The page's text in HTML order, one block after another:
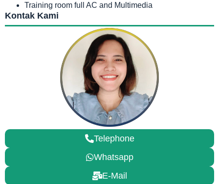
Training room full AC and Multimedia
Kontak Kami
Telephone
Whatsapp
E-Mail